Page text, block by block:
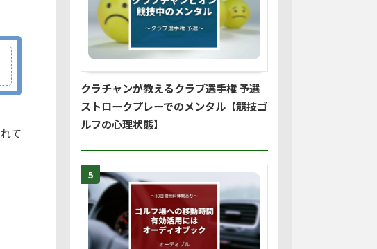
れて
クラチャンが教えるクラブ選手権 予選
ストロークプレーでのメンタル【競技ゴ
ルフの心理状態】
5